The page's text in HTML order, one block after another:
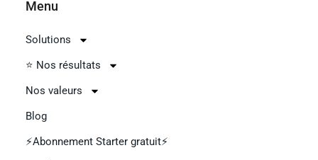
Menu
Solutions
⭐ Nos résultats
Nos valeurs
Blog
⚡Abonnement Starter gratuit⚡